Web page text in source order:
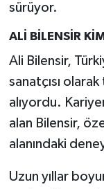
sürüyor.
ALİ BİLENSİR
Ali Bilensir,
sanatçısı
alıyordu.
alan Bilensir,
alanındaki
Uzun yıllar